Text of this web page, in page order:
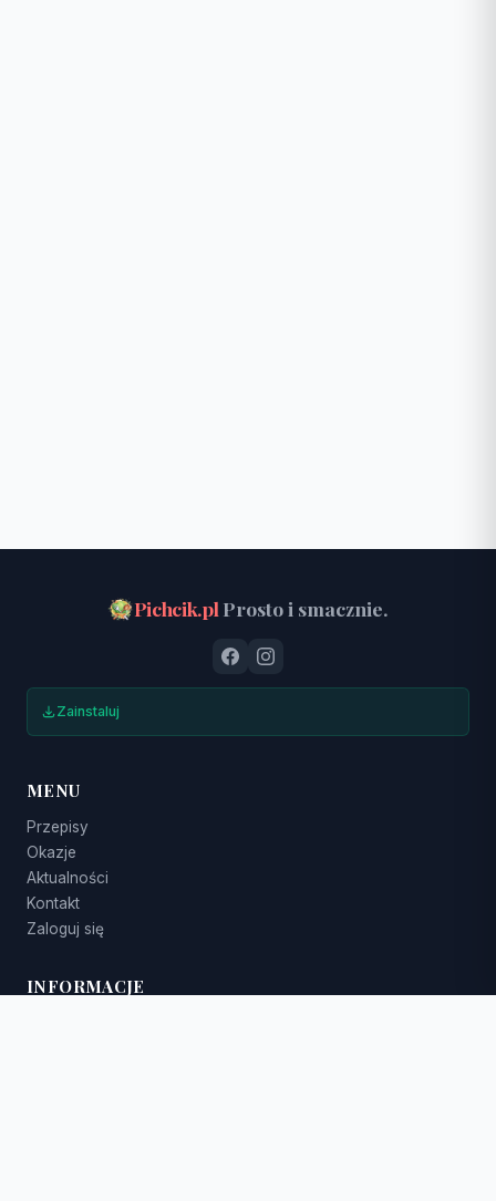
Pichcik.pl Prosto i smacznie.
Zainstaluj
MENU
Przepisy
Okazje
Aktualności
Kontakt
Zaloguj się
INFORMACJE